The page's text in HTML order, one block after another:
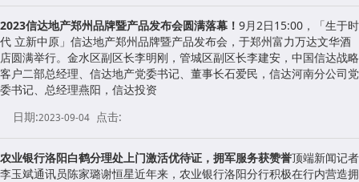
2023信达地产郑州品牌暨产品发布会圆满落幕！ 9月2日15:00，「生于时
代 立新中原」信达地产郑州品牌暨产品发布会，于郑州富力万达文华酒
店圆满举行。金水区副区长李明刚，管城区副区长李建安，中国信达战略
客户二部总经理、信达地产党委书记、董事长石爱民，信达河南分公司党
委书记、总经理燕阳，信达投资
日期:2023-09-04 点击:
农业银行洛阳白鹤分理处上门激活优待证，拥军服务获赞誉顶端新闻记者
李玉斌通讯员陈家璐谢恒星近年来，农业银行洛阳分行积极在行内营造拥